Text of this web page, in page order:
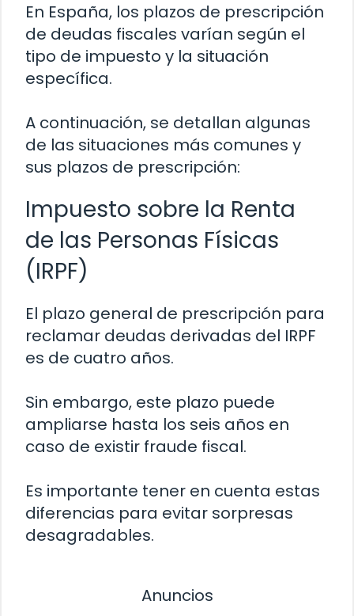
En España, los plazos de prescripción
de deudas fiscales varían según el
tipo de impuesto y la situación
específica.
A continuación, se detallan algunas
de las situaciones más comunes y
sus plazos de prescripción:
Impuesto sobre la Renta
de las Personas Físicas
(IRPF)
El plazo general de prescripción para
reclamar deudas derivadas del IRPF
es de cuatro años.
Sin embargo, este plazo puede
ampliarse hasta los seis años en
caso de existir fraude fiscal.
Es importante tener en cuenta estas
diferencias para evitar sorpresas
desagradables.
Anuncios